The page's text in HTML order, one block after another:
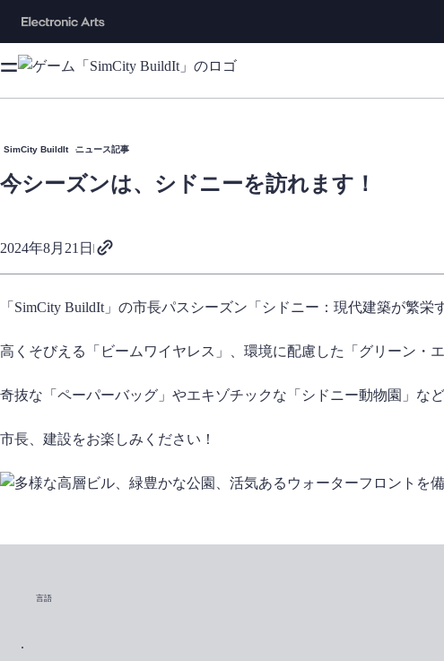
SimCity BuildIt ニュース記事
今シーズンは、シドニーを訪れます！
2024年8月21日
「SimCity BuildIt」の市長パスシーズン「シドニー：現代建築が繁栄
高くそびえる「ビームワイヤレス」、環境に配慮した「グリーン・
奇抜な「ペーパーバッグ」やエキゾチックな「シドニー動物園」な
市長、建設をお楽しみください！
言語